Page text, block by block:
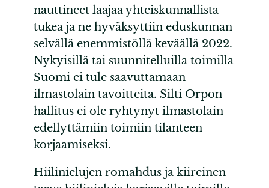
nauttineet laajaa yhteiskunnallista
tukea ja ne hyväksyttiin eduskunnan
selvällä enemmistöllä keväällä 2022.
Nykyisillä tai suunnitelluilla toimilla
Suomi ei tule saavuttamaan
ilmastolain tavoitteita. Silti Orpon
hallitus ei ole ryhtynyt ilmastolain
edellyttämiin toimiin tilanteen
korjaamiseksi.
Hiilinielujen romahdus ja kiireinen